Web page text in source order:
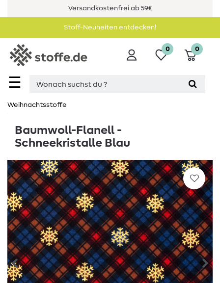
Versandkostenfrei ab 59€
Stoff-Neuheiten entdecken!
☰
0 0
Weihnachtsstoffe
Baumwoll-Flanell -
Schneekristalle Blau